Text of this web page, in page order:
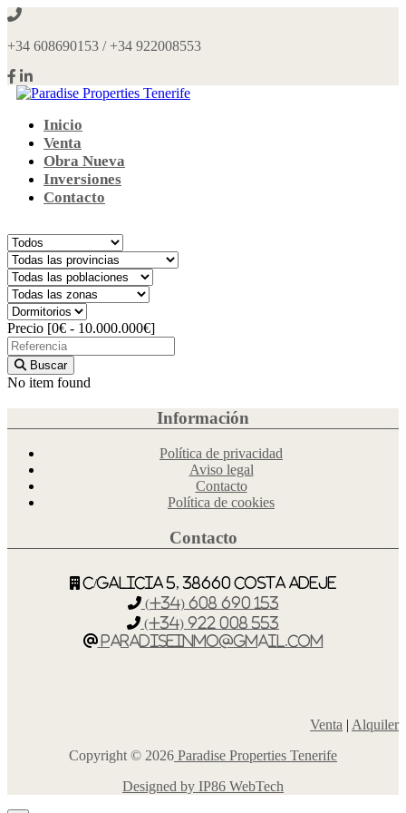
+34 608690153 / +34 922008553
Paradise Properties Tenerife
Gestiones financieras e inmobiliarias
Inicio
Venta
Obra Nueva
Inversiones
Contacto
Precio [0€ - 10.000.000€]
Buscar
No item found
Información
Política de privacidad
Aviso legal
Contacto
Política de cookies
Contacto
C/Galicia 5, 38660 Costa Adeje
(+34) 608 690 153
(+34) 922 008 553
paradiseinmo@gmail.com
Venta | Alquiler
Copyright © 2026 Paradise Properties Tenerife
Designed by IP86 WebTech